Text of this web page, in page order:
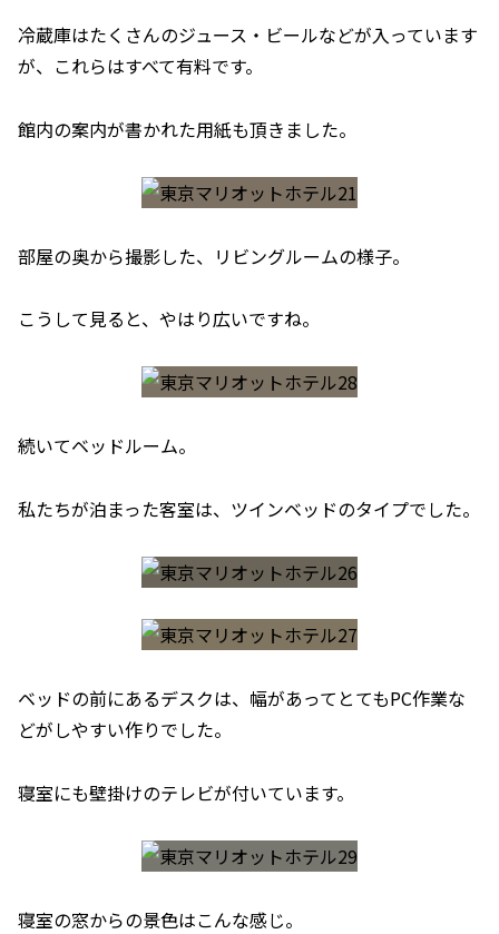
冷蔵庫はたくさんのジュース・ビールなどが入っています
が、これらはすべて有料です。
館内の案内が書かれた用紙も頂きました。
部屋の奥から撮影した、リビングルームの様子。
こうして見ると、やはり広いですね。
続いてベッドルーム。
私たちが泊まった客室は、ツインベッドのタイプでした。
ベッドの前にあるデスクは、幅があってとてもPC作業な
どがしやすい作りでした。
寝室にも壁掛けのテレビが付いています。
寝室の窓からの景色はこんな感じ。